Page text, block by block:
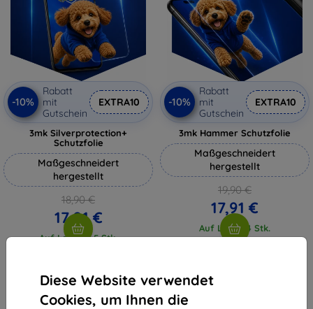
Diese Website verwendet
Cookies, um Ihnen die
-10%
Rabatt
mit
Gutschein
EXTRA10
3mk Silverprotection+
Schutzfolie
Maßgeschneidert
hergestellt
18,90 €
17,01 €
Auf Lager > 5 Stk.
-10%
Rabatt
mit
Gutschein
EXTRA10
3mk Hammer Schutzfolie
Maßgeschneidert
hergestellt
19,90 €
17,91 €
Auf Lager 4 Stk.
vom ganzen